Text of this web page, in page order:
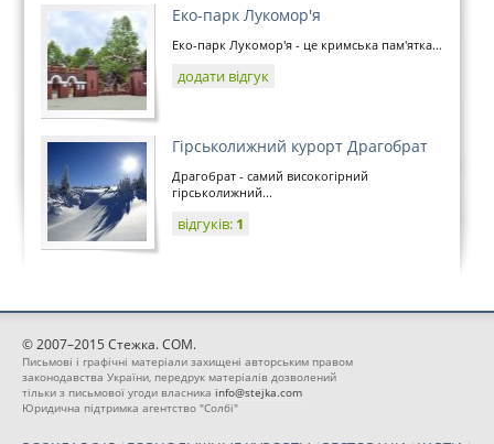
Еко-парк Лукомор'я
Еко-парк Лукомор'я - це кримська пам'ятка...
додати відгук
Гірськолижний курорт Драгобрат
Драгобрат - самий високогірний
гірськолижний...
відгуків: 1
© 2007–2015 Стежка. COM.
Письмові і графічні матеріали захищені авторським правом
законодавства України, передрук матеріалів дозволений
тільки з письмової угоди власника info@stejka.com
Юридична підтримка агентство "Солбі"